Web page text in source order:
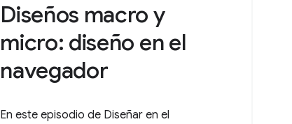
Diseños macro y
micro: diseño en el
navegador
En este episodio de Diseñar en el